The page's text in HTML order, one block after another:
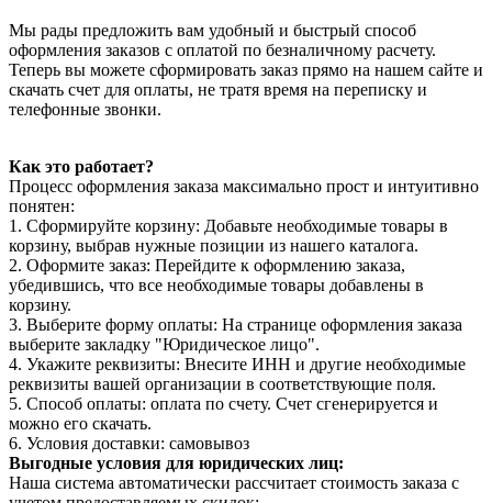
Мы рады предложить вам удобный и быстрый способ
оформления заказов с оплатой по безналичному расчету.
Теперь вы можете сформировать заказ прямо на нашем сайте и
скачать счет для оплаты, не тратя время на переписку и
телефонные звонки.
Как это работает?
Процесс оформления заказа максимально прост и интуитивно
понятен:
1. Сформируйте корзину: Добавьте необходимые товары в
корзину, выбрав нужные позиции из нашего каталога.
2. Оформите заказ: Перейдите к оформлению заказа,
убедившись, что все необходимые товары добавлены в
корзину.
3. Выберите форму оплаты: На странице оформления заказа
выберите закладку "Юридическое лицо".
4. Укажите реквизиты: Внесите ИНН и другие необходимые
реквизиты вашей организации в соответствующие поля.
5. Способ оплаты: оплата по счету. Счет сгенерируется и
можно его скачать.
6. Условия доставки: самовывоз
Выгодные условия для юридических лиц:
Наша система автоматически рассчитает стоимость заказа с